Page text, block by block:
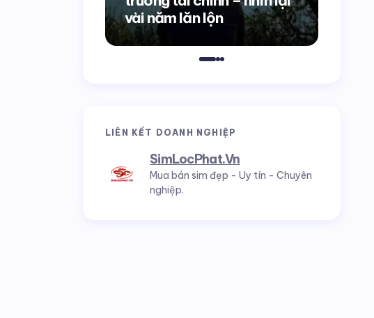
vài năm lăn lộn
LIÊN KẾT DOANH NGHIỆP
SimLocPhat.Vn
Mua bán sim đẹp - Uy tín - Chuyên
nghiệp.